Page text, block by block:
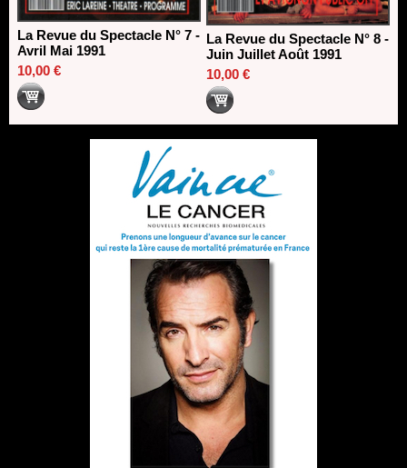
La Revue du Spectacle N° 7 -
Avril Mai 1991
10,00 €
La Revue du Spectacle N° 8 -
Juin Juillet Août 1991
10,00 €